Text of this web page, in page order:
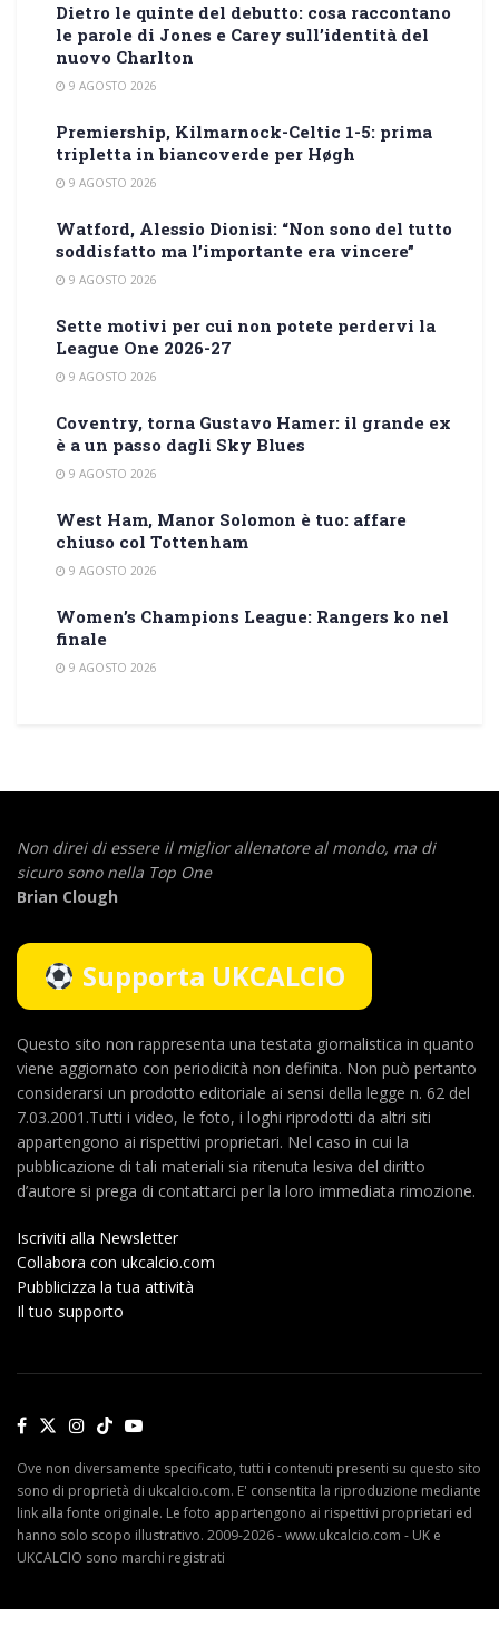
Dietro le quinte del debutto: cosa raccontano
le parole di Jones e Carey sull’identità del
nuovo Charlton
9 AGOSTO 2026
Premiership, Kilmarnock-Celtic 1-5: prima
tripletta in biancoverde per Høgh
9 AGOSTO 2026
Watford, Alessio Dionisi: “Non sono del tutto
soddisfatto ma l’importante era vincere”
9 AGOSTO 2026
Sette motivi per cui non potete perdervi la
League One 2026-27
9 AGOSTO 2026
Coventry, torna Gustavo Hamer: il grande ex
è a un passo dagli Sky Blues
9 AGOSTO 2026
West Ham, Manor Solomon è tuo: affare
chiuso col Tottenham
9 AGOSTO 2026
Women’s Champions League: Rangers ko nel
finale
9 AGOSTO 2026
Non direi di essere il miglior allenatore al mondo, ma di
sicuro sono nella Top One
Brian Clough
Supporta UKCALCIO
Questo sito non rappresenta una testata giornalistica in quanto
viene aggiornato con periodicità non definita. Non può pertanto
considerarsi un prodotto editoriale ai sensi della legge n. 62 del
7.03.2001.Tutti i video, le foto, i loghi riprodotti da altri siti
appartengono ai rispettivi proprietari. Nel caso in cui la
pubblicazione di tali materiali sia ritenuta lesiva del diritto
d’autore si prega di contattarci per la loro immediata rimozione.
Iscriviti alla Newsletter
Collabora con ukcalcio.com
Pubblicizza la tua attività
Il tuo supporto
Ove non diversamente specificato, tutti i contenuti presenti su questo sito
sono di proprietà di ukcalcio.com. E' consentita la riproduzione mediante
link alla fonte originale. Le foto appartengono ai rispettivi proprietari ed
hanno solo scopo illustrativo. 2009-2026 - www.ukcalcio.com - UK e
UKCALCIO sono marchi registrati